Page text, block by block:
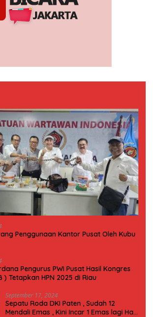
Penggunaan Kantor Pusat Oleh Kubu
Pengurus PWI Pusat Hasil Kongres
) Tetapkan HPN 2025 di Riau
September 17, 2024
Sepatu Roda DKI Paten , Sudah 12
Mendali Emas , Kini Incar 1 Emas lagi Hari